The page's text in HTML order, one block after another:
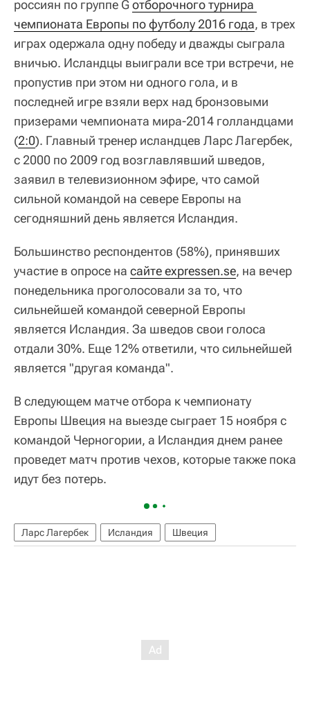
россиян по группе Gотборочного турнира
чемпионата Европы по футболу 2016 года, в трех
играх одержала одну победу и дважды сыграла
вничью. Исландцы выиграли все три встречи, не
пропустив при этом ни одного гола, и в
последней игре взяли верх над бронзовыми
призерами чемпионата мира-2014 голландцами
(2:0). Главный тренер исландцев Ларс Лагербек,
с 2000 по 2009 год возглавлявший шведов,
заявил в телевизионном эфире, что самой
сильной командой на севере Европы на
сегодняшний день является Исландия.
Большинство респондентов (58%), принявших
участие в опросе на сайте expressen.se, на вечер
понедельника проголосовали за то, что
сильнейшей командой северной Европы
является Исландия. За шведов свои голоса
отдали 30%. Еще 12% ответили, что сильнейшей
является "другая команда".
В следующем матче отбора к чемпионату
Европы Швеция на выезде сыграет 15 ноября с
командой Черногории, а Исландия днем ранее
проведет матч против чехов, которые также пока
идут без потерь.
Ларс Лагербек Исландия Швеция